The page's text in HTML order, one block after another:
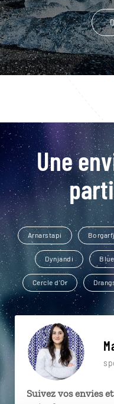
Une
Arnarstapi
Dynjandi
Cercle d'Or
Suivez vos envies